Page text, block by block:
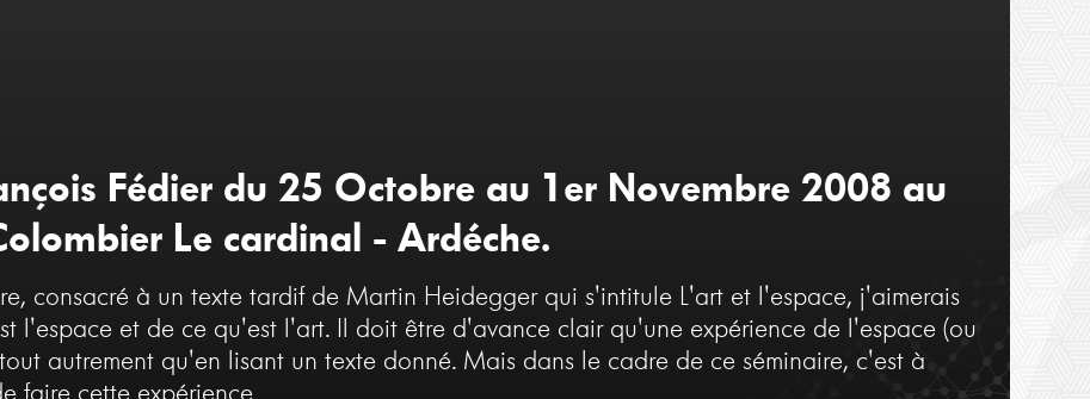
Fédier du 25 Octobre au 1er Novembre 2008 au
Le cardinal - Ardéche.
consacré à un texte tardif de Martin Heidegger qui s'intitule L'art et l'espace, j'aimerais
l'espace et de ce qu'est l'art. Il doit être d'avance clair qu'une expérience de l'espace (ou
autrement qu'en lisant un texte donné. Mais dans le cadre de ce séminaire, c'est à
faire cette expérience.